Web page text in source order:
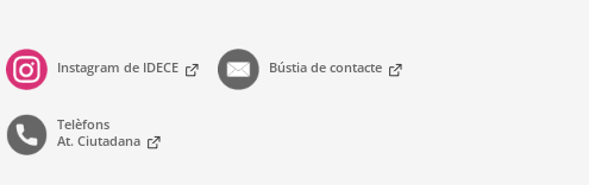
Instagram de IDECE
Telèfons
At. Ciutadana
Bústia de contacte